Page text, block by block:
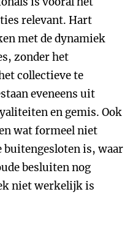
relevant. Hart
met de dynamiek
zonder het
collectieve te
eveneens uit
en gemis. Ook
wat formeel niet
is, waar
besluiten nog
niet werkelijk is